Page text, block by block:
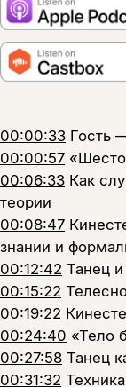
00:00:33 Гость
00:00:57
00:06:33 Как
теории
00:08:47
знании и
00:12:42 Танец
00:15:22
00:19:22
00:24:40 «Тело
00:27:58 Танец
00:31:32